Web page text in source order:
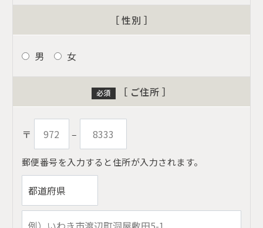
［ 性別 ］
男 女
必須 ［ ご住所 ］
〒 ‒
郵便番号を入力すると住所が入力されます。